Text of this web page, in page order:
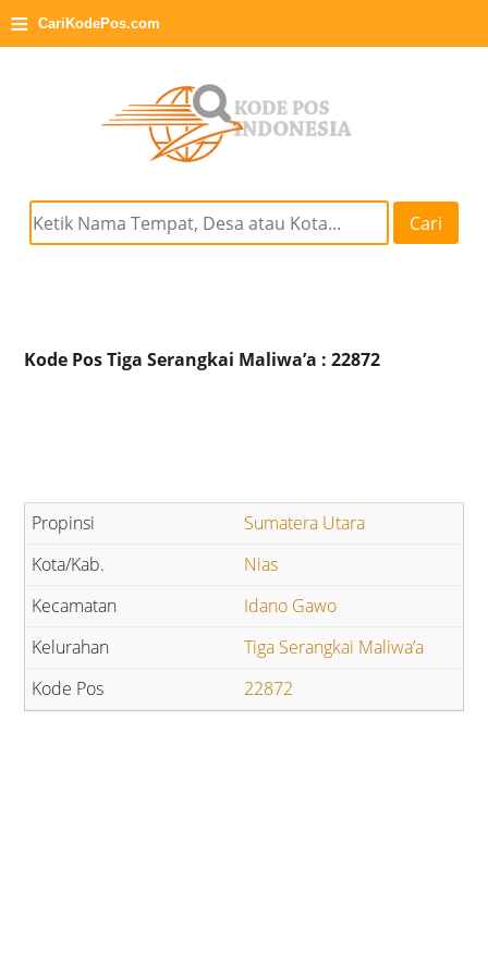
≡ CariKodePos.com
Cari
Kode Pos Tiga Serangkai Maliwa’a : 22872
Sumatera Utara
Nias
Idano Gawo
Tiga Serangkai Maliwa’a
22872